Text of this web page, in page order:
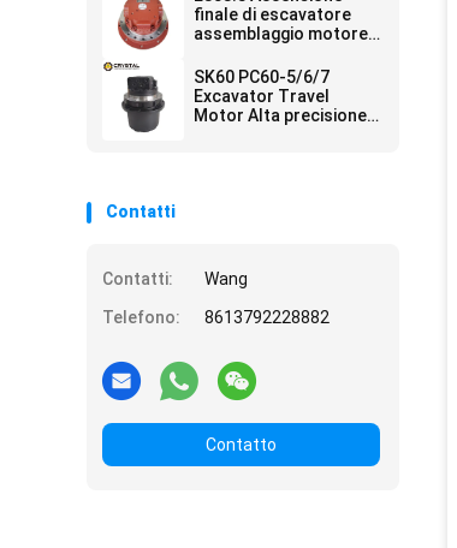
finale di escavatore
assemblaggio motore
SK60 PC60-5/6/7
Excavator Travel
Motor Alta precisione
Contatti
Contatti:
Wang
Telefono:
8613792228882
Contatto